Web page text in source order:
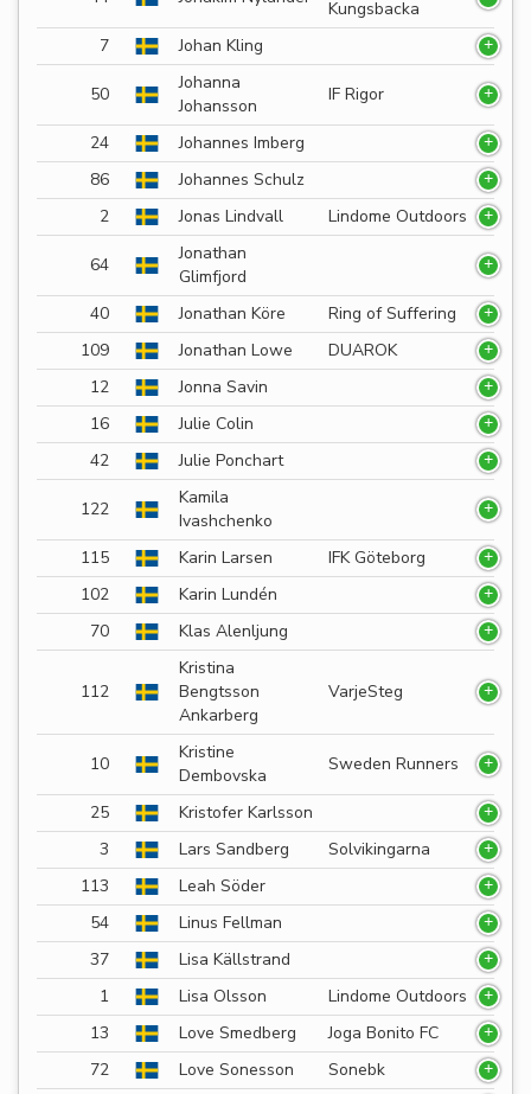
Kungsbacka
7
Johan Kling
50
Johanna
Johansson
IF Rigor
24
Johannes Imberg
86
Johannes Schulz
2
Jonas Lindvall Lindome Outdoors
64
Jonathan
Glimfjord
40
Jonathan Köre
Ring of Suffering
109
Jonathan Lowe
DUAROK
12
Jonna Savin
16
Julie Colin
42
Julie Ponchart
122
Kamila
Ivashchenko
115
Karin Larsen
IFK Göteborg
102
Karin Lundén
70
Klas Alenljung
112
Kristina
Bengtsson
Ankarberg
VarjeSteg
10
Kristine
Dembovska
Sweden Runners
25
Kristofer Karlsson
3
Lars Sandberg
Solvikingarna
113
Leah Söder
54
Linus Fellman
37
Lisa Källstrand
1
Lisa Olsson
Lindome Outdoors
13
Love Smedberg
Joga Bonito FC
72
Love Sonesson
Sonebk